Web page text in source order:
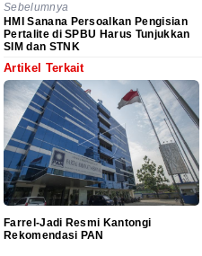
Sebelumnya
HMI Sanana Persoalkan Pengisian
Pertalite di SPBU Harus Tunjukkan
SIM dan STNK
Artikel Terkait
Farrel-Jadi Resmi Kantongi
Rekomendasi PAN